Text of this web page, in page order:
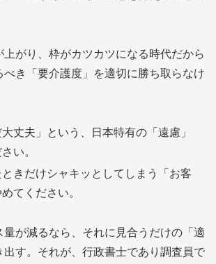
がり、枠がカツカツになる時代だから
べき「要介護度」を適切に勝ち取らなけ
大丈夫」という、日本特有の「遠慮」
い。
きだけシャキッとしてしまう「お客
てください。
量が減るなら、それに見合うだけの「適
出す。それが、行政書士であり調査員で